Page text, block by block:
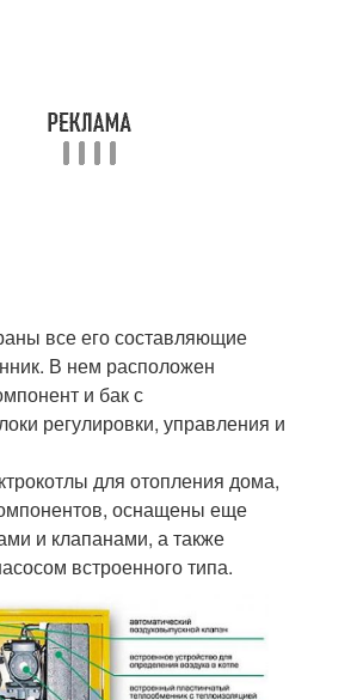
все его составляющие
В нем расположен
и бак с
регулировки, управления и
для отопления дома,
оснащены еще
и клапанами, а также
встроенного типа.